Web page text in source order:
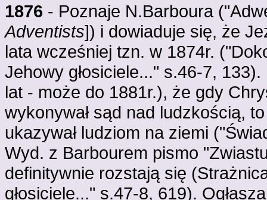
1876 - Poznaje N.Barboura
Adventists]) i dowiaduje się, że
lata wcześniej tzn. w 1874r.
Jehowy głosiciele..." s.46-7,
lat - może do 1881r.), że gdy
wykonywał sąd nad ludzkością,
ukazywał ludziom na ziemi
Wyd. z Barbourem pismo
definitywnie rozstają się
głosiciele..." s.47-8, 619).